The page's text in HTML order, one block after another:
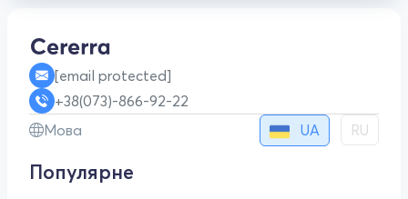
[email protected]
+38(073)-866-92-22
Мова
UA RU
Популярне